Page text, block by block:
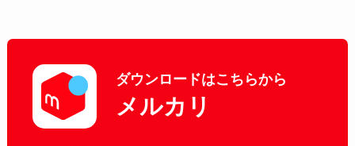
ダウンロードはこちらから
メルカリ